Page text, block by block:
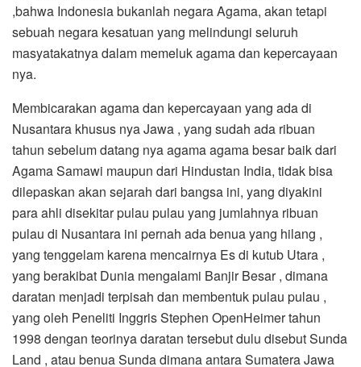
,bahwa Indonesia bukanlah negara Agama, akan tetapi
sebuah negara kesatuan yang melindungi seluruh
masyatakatnya dalam memeluk agama dan kepercayaan
nya.
Membicarakan agama dan kepercayaan yang ada di
Nusantara khusus nya Jawa , yang sudah ada ribuan
tahun sebelum datang nya agama agama besar baik dari
Agama Samawi maupun dari Hindustan India, tidak bisa
dilepaskan akan sejarah dari bangsa ini, yang diyakini
para ahli disekitar pulau pulau yang jumlahnya ribuan
pulau di Nusantara ini pernah ada benua yang hilang ,
yang tenggelam karena mencairnya Es di kutub Utara ,
yang berakibat Dunia mengalami Banjir Besar , dimana
daratan menjadi terpisah dan membentuk pulau pulau ,
yang oleh Peneliti Inggris Stephen OpenHeimer tahun
1998 dengan teorinya daratan tersebut dulu disebut Sunda
Land , atau benua Sunda dimana antara Sumatera Jawa